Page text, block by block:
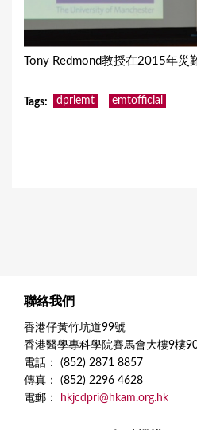
Tony Redmond教授在2015年
Tags: dpriemt emtofficial
聯絡我們
香港仔黃竹坑道99號
香港醫學專科學院賽馬會大樓9樓
電話： (852) 2871 8857
傳真： (852) 2296 4628
電郵：
hkjcdpri@hkam.org.hk